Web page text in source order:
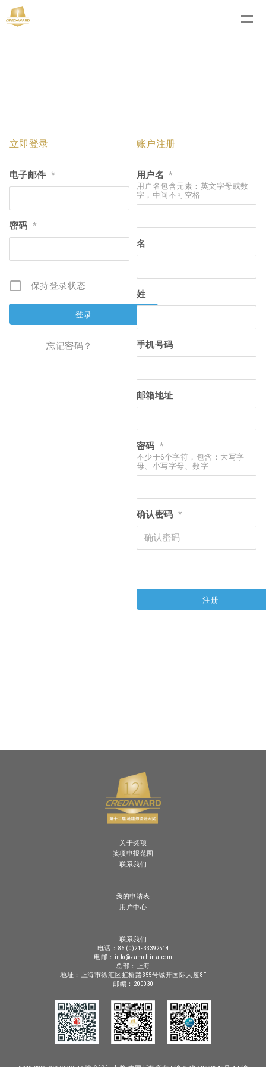
立即登录
电子邮件 *
密码 *
保持登录状态
忘记密码？
账户注册
用户名 *
用户名包含元素：英文字母或数
字，中间不可空格
名
姓
手机号码
邮箱地址
密码 *
不少于6个字符，包含：大写字
母、小写字母、数字
确认密码 *
关于奖项
奖项申报范围
联系我们
我的申请表
用户中心
联系我们
电话：86 (0)21-33392514
电邮：info@zamchina.com
总部：上海
地址：上海市徐汇区虹桥路355号城开国际大厦8F
邮编：200030